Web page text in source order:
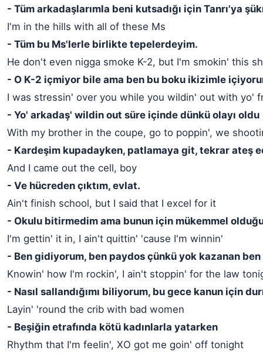
- Tüm arkadaşlarımla beni kutsadığı için Tanrı'ya
I'm in the hills with all of these Ms
- Tüm bu Ms'lerle birlikte tepelerdeyim.
He don't even nigga smoke K-2, but I'm smokin' this
- O K-2 içmiyor bile ama ben bu boku ikizimle
I was stressin' over you while you wildin' out with yo'
- Yo' arkadaş' wildin out süre içinde dünkü olayı oldu
With my brother in the coupe, go to poppin', we
- Kardeşim kupadayken, patlamaya git, tekrar ateş
And I came out the cell, boy
- Ve hücreden çıktım, evlat.
Ain't finish school, but I said that I excel for it
- Okulu bitirmedim ama bunun için mükemmel
I'm gettin' it in, I ain't quittin' 'cause I'm winnin'
- Ben gidiyorum, ben paydos çünkü yok kazanan ben
Knowin' how I'm rockin', I ain't stoppin' for the law
- Nasıl sallandığımı biliyorum, bu gece kanun için
Layin' 'round the crib with bad women
- Beşiğin etrafında kötü kadınlarla yatarken
Rhythm that I'm feelin', XO got me goin' off tonight